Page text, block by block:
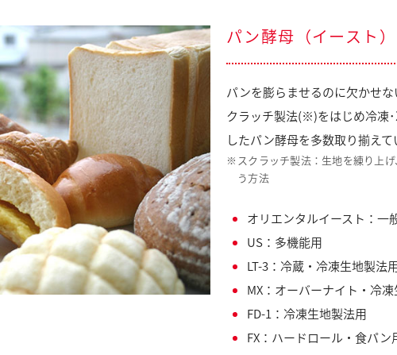
パン酵母（イースト）
パンを膨らませるのに欠かせ
クラッチ製法(※)をはじめ冷凍
したパン酵母を多数取り揃えて
※ スクラッチ製法：生地を練り上
う方法
オリエンタルイースト：一
US：多機能用
LT-3：冷蔵・冷凍生地製法
MX：オーバーナイト・冷
FD-1：冷凍生地製法用
FX：ハードロール・食パン